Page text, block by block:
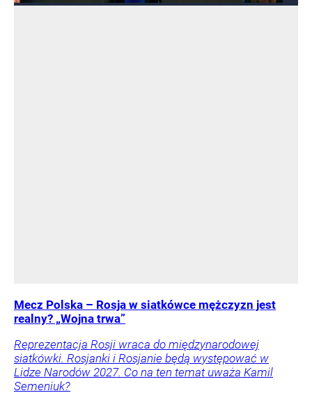
Mecz Polska – Rosja w siatkówce mężczyzn jest
realny? „Wojna trwa”
Reprezentacja Rosji wraca do międzynarodowej
siatkówki. Rosjanki i Rosjanie będą występować w
Lidze Narodów 2027. Co na ten temat uważa Kamil
Semeniuk?